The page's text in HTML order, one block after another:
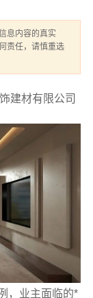
息内容的真实
责任，请慎重选
建材有限公司
，业主面临的*